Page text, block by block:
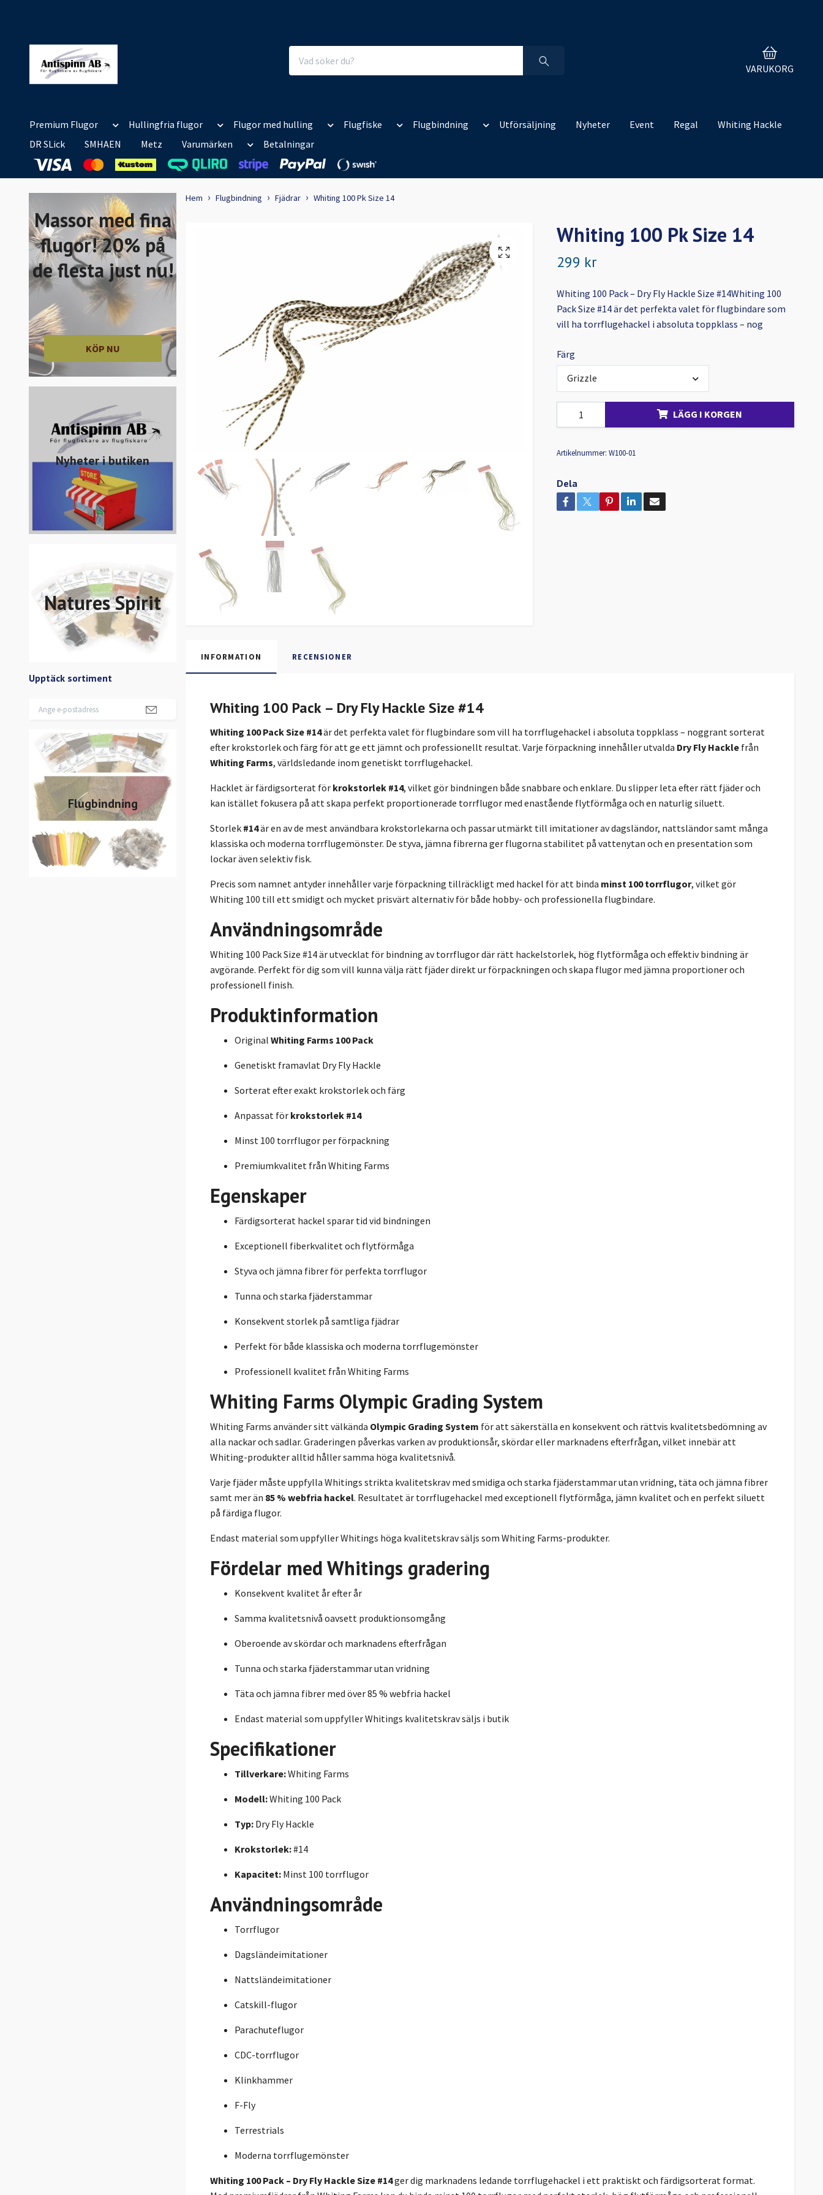
VARUKORG
Premium Flugor Hullingfria flugor Flugor med hulling Flugfiske Flugbindning Utförsäljning Nyheter Event Regal
Whiting Hackle
DR SLick
SMHAEN Metz Varumärken Betalningar
Massor med fina
flugor! 20% på
de flesta just nu!
KÖP NU
Nyheter i butiken
Natures Spirit
Upptäck sortiment
Flugbindning
Hem Flugbindning Fjädrar Whiting 100 Pk Size 14
Whiting 100 Pk Size 14
299 kr
Whiting 100 Pack – Dry Fly Hackle Size #14Whiting 100
Pack Size #14 är det perfekta valet för flugbindare som
vill ha torrflugehackel i absoluta toppklass – nog
Färg
Grizzle
LÄGG I KORGEN
Artikelnummer: W100-01
Dela
INFORMATION RECENSIONER
Whiting 100 Pack – Dry Fly Hackle Size #14
Whiting 100 Pack Size #14är det perfekta valet för flugbindare som vill ha torrflugehackel i absoluta toppklass – noggrant sorterat
efter krokstorlek och färg för att ge ett jämnt och professionellt resultat. Varje förpackning innehåller utvalda Dry Fly Hackle från
Whiting Farms, världsledande inom genetiskt torrflugehackel.
Hacklet är färdigsorterat för krokstorlek #14, vilket gör bindningen både snabbare och enklare. Du slipper leta efter rätt fjäder och
kan istället fokusera på att skapa perfekt proportionerade torrflugor med enastående flytförmåga och en naturlig siluett.
Storlek #14är en av de mest användbara krokstorlekarna och passar utmärkt till imitationer av dagsländor, nattsländor samt många
klassiska och moderna torrflugemönster. De styva, jämna fibrerna ger flugorna stabilitet på vattenytan och en presentation som
lockar även selektiv fisk.
Precis som namnet antyder innehåller varje förpackning tillräckligt med hackel för att binda minst 100 torrflugor, vilket gör
Whiting 100 till ett smidigt och mycket prisvärt alternativ för både hobby- och professionella flugbindare.
Användningsområde
Whiting 100 Pack Size #14 är utvecklat för bindning av torrflugor där rätt hackelstorlek, hög flytförmåga och effektiv bindning är
avgörande. Perfekt för dig som vill kunna välja rätt fjäder direkt ur förpackningen och skapa flugor med jämna proportioner och
professionell finish.
Produktinformation
Original Whiting Farms 100 Pack
Genetiskt framavlat Dry Fly Hackle
Sorterat efter exakt krokstorlek och färg
Anpassat för krokstorlek #14
Minst 100 torrflugor per förpackning
Premiumkvalitet från Whiting Farms
Egenskaper
Färdigsorterat hackel sparar tid vid bindningen
Exceptionell fiberkvalitet och flytförmåga
Styva och jämna fibrer för perfekta torrflugor
Tunna och starka fjäderstammar
Konsekvent storlek på samtliga fjädrar
Perfekt för både klassiska och moderna torrflugemönster
Professionell kvalitet från Whiting Farms
Whiting Farms Olympic Grading System
Whiting Farms använder sitt välkända Olympic Grading System för att säkerställa en konsekvent och rättvis kvalitetsbedömning av
alla nackar och sadlar. Graderingen påverkas varken av produktionsår, skördar eller marknadens efterfrågan, vilket innebär att
Whiting-produkter alltid håller samma höga kvalitetsnivå.
Varje fjäder måste uppfylla Whitings strikta kvalitetskrav med smidiga och starka fjäderstammar utan vridning, täta och jämna fibrer
samt mer än 85 % webfria hackel. Resultatet är torrflugehackel med exceptionell flytförmåga, jämn kvalitet och en perfekt siluett
på färdiga flugor.
Endast material som uppfyller Whitings höga kvalitetskrav säljs som Whiting Farms-produkter.
Fördelar med Whitings gradering
Konsekvent kvalitet år efter år
Samma kvalitetsnivå oavsett produktionsomgång
Oberoende av skördar och marknadens efterfrågan
Tunna och starka fjäderstammar utan vridning
Täta och jämna fibrer med över 85 % webfria hackel
Endast material som uppfyller Whitings kvalitetskrav säljs i butik
Specifikationer
Tillverkare:Whiting Farms
Modell:Whiting 100 Pack
Typ: Dry Fly Hackle
Krokstorlek:#14
Kapacitet: Minst 100 torrflugor
Användningsområde
Torrflugor
Dagsländeimitationer
Nattsländeimitationer
Catskill-flugor
Parachuteflugor
CDC-torrflugor
Klinkhammer
F-Fly
Terrestrials
Moderna torrflugemönster
Whiting 100 Pack – Dry Fly Hackle Size #14ger dig marknadens ledande torrflugehackel i ett praktiskt och färdigsorterat format.